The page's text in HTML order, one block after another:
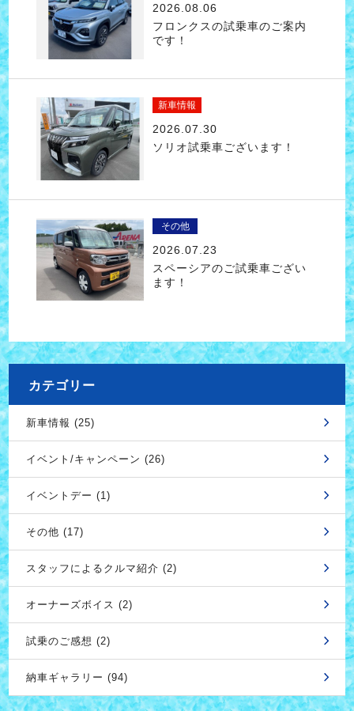
2026.08.06
フロンクスの試乗車のご案内
です！
新車情報
2026.07.30
ソリオ試乗車ございます！
その他
2026.07.23
スペーシアのご試乗車ござい
ます！
カテゴリー
新車情報 (25)
イベント/キャンペーン (26)
イベントデー (1)
その他 (17)
スタッフによるクルマ紹介 (2)
オーナーズボイス (2)
試乗のご感想 (2)
納車ギャラリー (94)